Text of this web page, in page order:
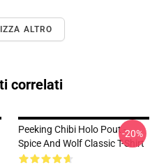
ALTRO
correlati
Peeking Chibi Holo Pout -
Spice And Wolf Classic T-Shirt
-20%